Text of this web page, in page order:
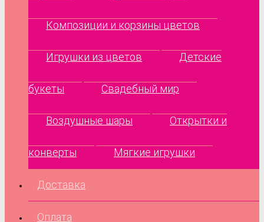
Композиции и корзины цветов
Игрушки из цветов Детские
букеты Свадебный мир
Воздушные шары Открытки и
конверты Мягкие игрушки
Доставка
Оплата